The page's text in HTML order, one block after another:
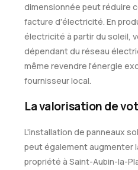
dimensionnée peut réduire
facture d'électricité. En
électricité à partir du soleil,
dépendant du réseau
même revendre l'énergie
fournisseur local.
La valorisation de
L'installation de panneaux
peut également augmenter
propriété à Saint-Aubin-la-